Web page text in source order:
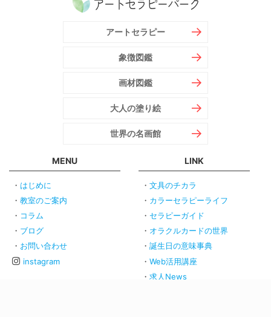
アートセラピー
象徴図鑑
画材図鑑
大人の塗り絵
世界の名画館
MENU
はじめに
教室のご案内
コラム
ブログ
お問い合わせ
instagram
LINK
文具のチカラ
カラーセラピーライフ
セラピーガイド
オラクルカードの世界
誕生日の意味事典
Web活用講座
求人News